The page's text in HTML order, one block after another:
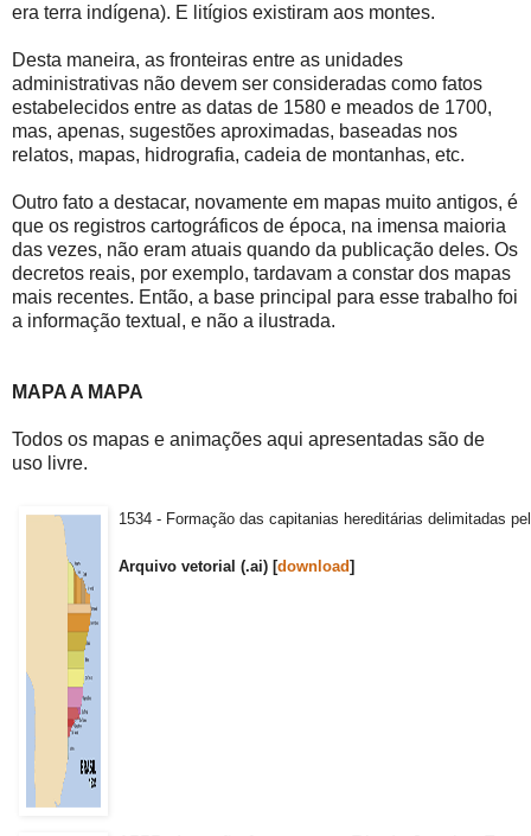
era terra indígena). E litígios existiram aos montes.
Desta maneira, as fronteiras entre as unidades
administrativas não devem ser consideradas como fatos
estabelecidos entre as datas de 1580 e meados de 1700,
mas, apenas, sugestões aproximadas, baseadas nos
relatos, mapas, hidrografia, cadeia de montanhas, etc.
Outro fato a destacar, novamente em mapas muito antigos, é
que os registros cartográficos de época, na imensa maioria
das vezes, não eram atuais quando da publicação deles. Os
decretos reais, por exemplo, tardavam a constar dos mapas
mais recentes. Então, a base principal para esse trabalho foi
a informação textual, e não a ilustrada.
MAPA A MAPA
Todos os mapas e animações aqui apresentadas são de
uso livre.
1534 - Formação das capitanias hereditárias delimitadas
Arquivo vetorial (.ai) [download]